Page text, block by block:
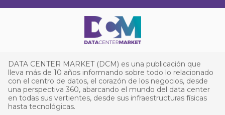
DATA CENTER MARKET (DCM) es una publicación que
lleva más de 10 años informando sobre todo lo relacionado
con el centro de datos, el corazón de los negocios, desde
una perspectiva 360, abarcando el mundo del data center
en todas sus vertientes, desde sus infraestructuras físicas
hasta tecnológicas.